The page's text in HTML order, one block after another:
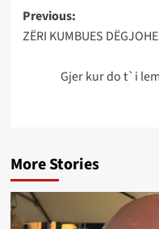
Post
navigation
Previous:
ZËRI KUMBUES
Gjer kur do t`i
More Stories